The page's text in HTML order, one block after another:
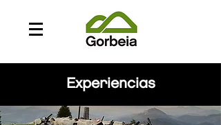
Experiencias